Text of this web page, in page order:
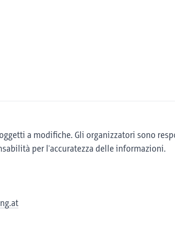
a modifiche. Gli organizzatori sono
per l'accuratezza delle informazioni.